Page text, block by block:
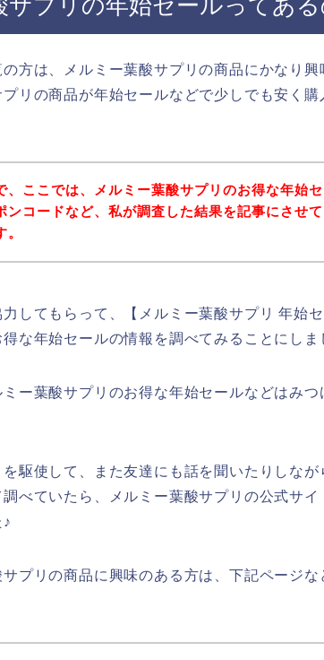
サプリの年始セールってある
方は、メルミー葉酸サプリの商品にかなり興
リの商品が年始セールなどで少しでも安く
、ここでは、メルミー葉酸サプリのお得な年始
ンコードなど、私が調査した結果を記事にさせ
。
してもらって、【メルミー葉酸サプリ 年始
な年始セールの情報を調べてみることにしま
ー葉酸サプリのお得な年始セールなどはみ
駆使して、また友達にも話を聞いたりしなが
べていたら、メルミー葉酸サプリの公式サ
プリの商品に興味のある方は、下記ページな